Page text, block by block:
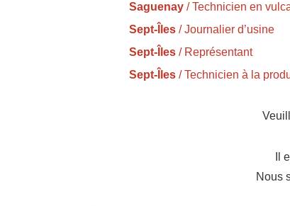
Saguenay / Technicien en
Sept-Îles / Journalier d’usine
Sept-Îles / Représentant
Sept-Îles / Technicien à la
Il
Nous